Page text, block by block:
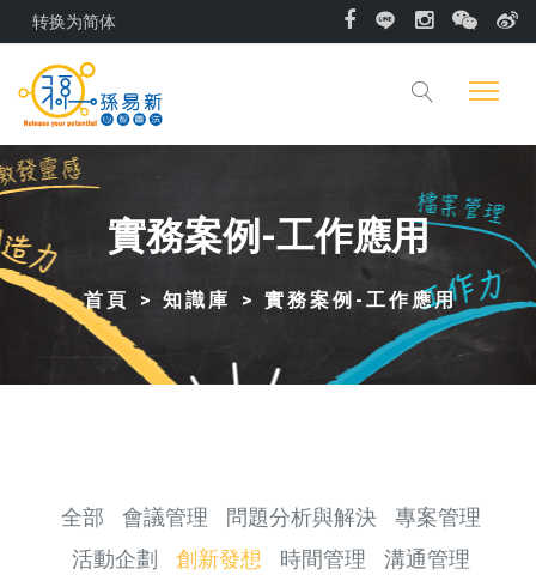
转换为简体
實務案例-工作應用
首頁 知識庫 實務案例-工作應用
全部 會議管理 問題分析與解決
專案管理
活動企劃
創新發想 時間管理
溝通管理